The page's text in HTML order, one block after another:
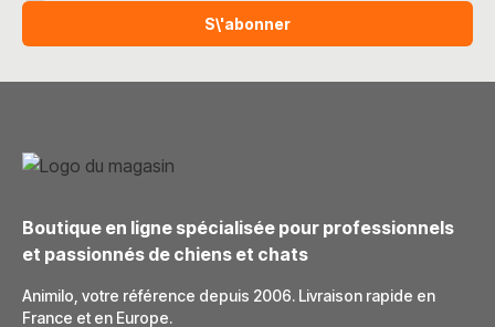
S\'abonner
Boutique en ligne spécialisée pour professionnels
et passionnés de chiens et chats
Animilo, votre référence depuis 2006. Livraison rapide en
France et en Europe.